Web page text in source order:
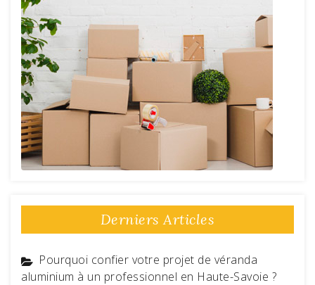
Derniers Articles
Pourquoi confier votre projet de véranda
aluminium à un professionnel en Haute-Savoie ?